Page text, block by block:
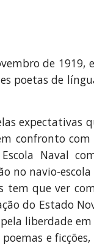
de
poetas de
confronto
Naval
no navio-escola
tem que ver
do Estado
liberdade
e